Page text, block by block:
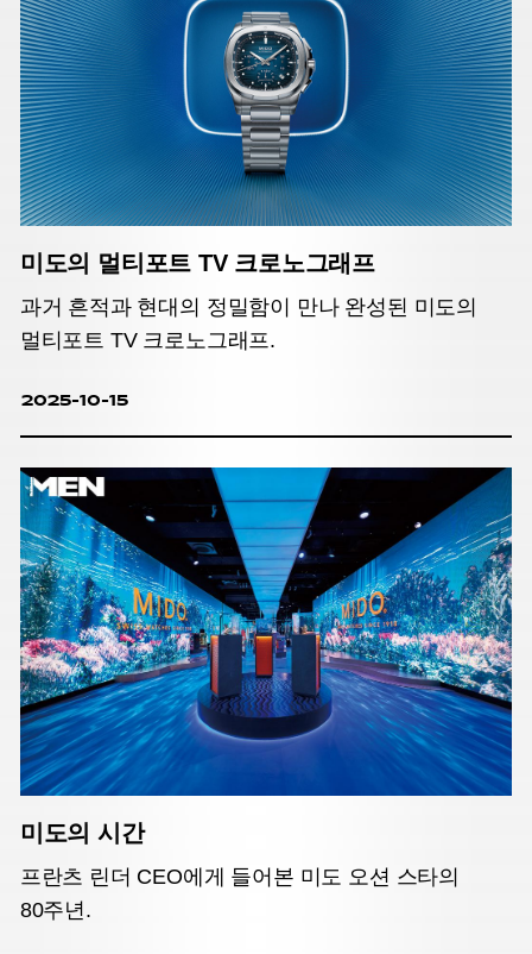
미도의 멀티포트 TV 크로노그래프
과거 흔적과 현대의 정밀함이 만나 완성된 미도의
멀티포트 TV 크로노그래프.
2025-10-15
미도의 시간
프란츠 린더 CEO에게 들어본 미도 오션 스타의
80주년.